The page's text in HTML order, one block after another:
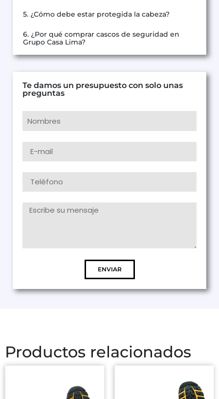
5. ¿Cómo debe estar protegida la cabeza?
6. ¿Por qué comprar cascos de seguridad en
Grupo Casa Lima?
Te damos un presupuesto con solo unas
preguntas
ENVIAR
Productos relacionados